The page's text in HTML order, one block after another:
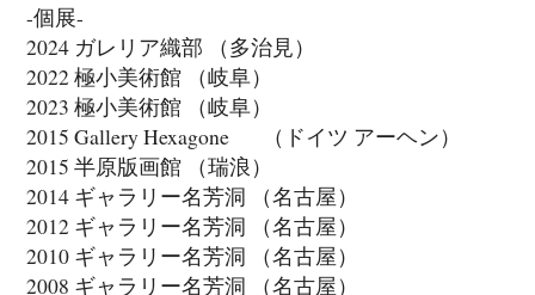
-個展-
2024 ガレリア織部 （多治見）
2022 極小美術館 （岐阜）
2023 極小美術館 （岐阜）
2015 Gallery Hexagone （ドイツ アーヘン）
2015 半原版画館 （瑞浪）
2014 ギャラリー名芳洞 （名古屋）
2012 ギャラリー名芳洞 （名古屋）
2010 ギャラリー名芳洞 （名古屋）
2008 ギャラリー名芳洞 （名古屋）